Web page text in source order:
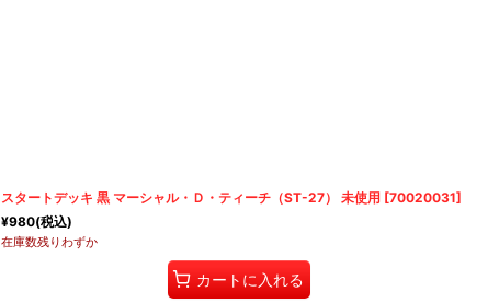
スタートデッキ 黒 マーシャル・Ｄ・ティーチ（ST-27） 未使用 [70020031]
¥980(税込)
在庫数残りわずか
カートに入れる